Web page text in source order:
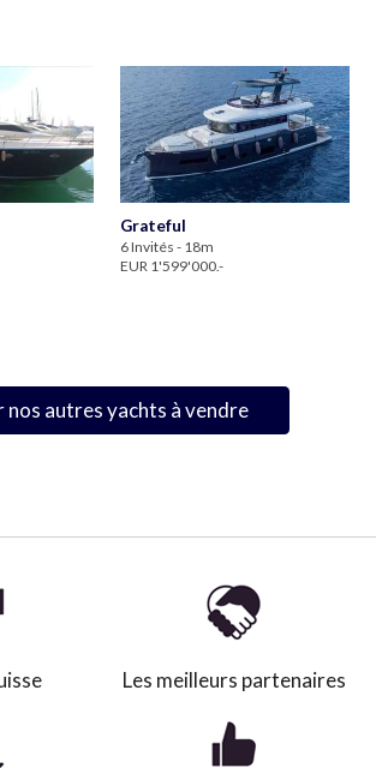
Grateful
6 Invités - 18m
EUR 1'599'000.-
nos autres yachts à vendre
Les meilleurs partenaires